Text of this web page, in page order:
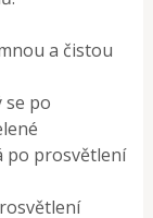
a čistou
se po
po prosvětlení